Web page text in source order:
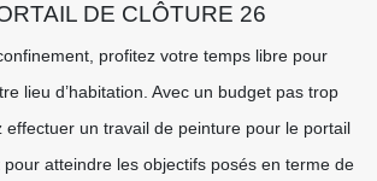
DE CLÔTURE 26
profitez votre temps libre pour
lieu d’habitation. Avec un budget pas trop
effectuer un travail de peinture pour le portail
atteindre les objectifs posés en terme de